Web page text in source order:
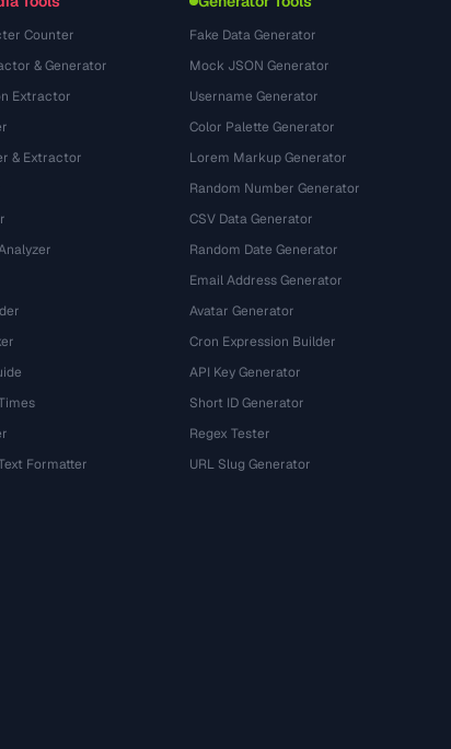
Counter
& Generator
Extractor
& Extractor
Formatter
Fake Data Generator
Mock JSON Generator
Username Generator
Color Palette Generator
Lorem Markup Generator
Random Number Generator
CSV Data Generator
Random Date Generator
Email Address Generator
Avatar Generator
Cron Expression Builder
API Key Generator
Short ID Generator
Regex Tester
URL Slug Generator